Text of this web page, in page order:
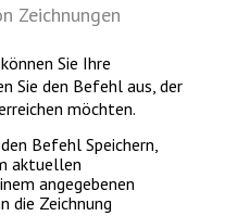
Zeichnungen
Sie Ihre
Sie den Befehl aus, der
möchten.
den BefehlSpeichern
aktuellen
angegebenen
die Zeichnung